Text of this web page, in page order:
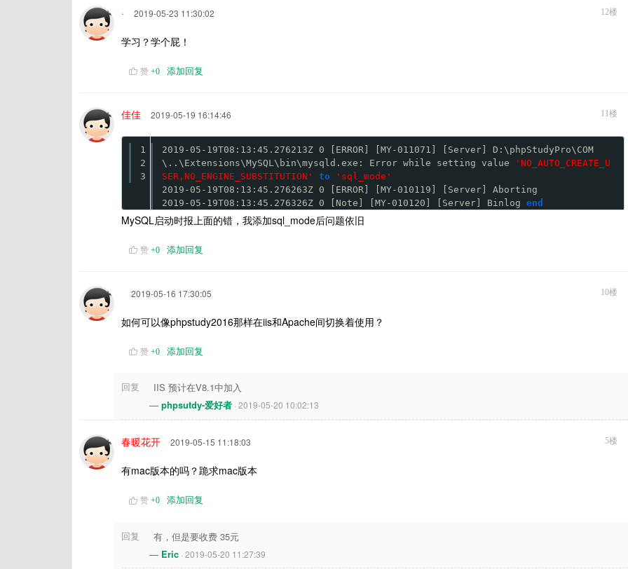
· 2019-05-23 11:30:02 12楼
学习？学个屁！
赞 +0 添加回复
佳佳 2019-05-19 16:14:46 11楼
1
2
3
2019-05-19T08:13:45.276213Z 0 [ERROR] [MY-011071] [Server] D:\phpStudyPro\COM
\..\Extensions\MySQL\bin\mysqld.exe: Error while setting value
'NO_AUTO_CREATE_U
SER,NO_ENGINE_SUBSTITUTION'
to
'sql_mode'
2019-05-19T08:13:45.276263Z 0 [ERROR] [MY-010119] [Server] Aborting
2019-05-19T08:13:45.276326Z 0 [Note] [MY-010120] [Server] Binlog end
MySQL启动时报上面的错，我添加sql_mode后问题依旧
赞 +0 添加回复
2019-05-16 17:30:05 10楼
如何可以像phpstudy2016那样在iis和Apache间切换着使用？
赞 +0 添加回复
回复
IIS 预计在V8.1中加入
— phpsutdy-爱好者 · 2019-05-20 10:02:13
春暖花开 2019-05-15 11:18:03 5楼
有mac版本的吗？跪求mac版本
赞 +0 添加回复
回复
有，但是要收费 35元
— Eric · 2019-05-20 11:27:39